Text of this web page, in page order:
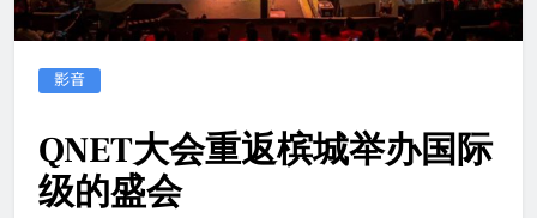
影音
QNET大会重返槟城举办国际
级的盛会